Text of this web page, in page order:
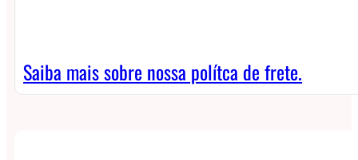
Saiba mais sobre nossa polítca de frete.